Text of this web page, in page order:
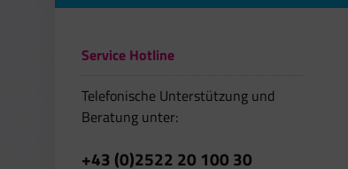
Service Hotline
Telefonische Unterstützung und
Beratung unter:
+43 (0)2522 20 100 30